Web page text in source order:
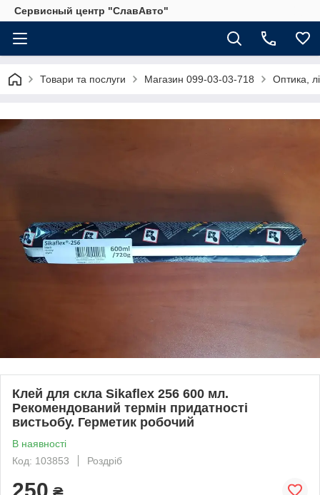
Сервисный центр "СлавАвто"
Товари та послуги Магазин 099-03-03-718 Оптика,
Клей для скла Sikaflex 256 600 мл.
Рекомендований термін придатності
вистьобу. Герметик робочий
В наявності
Код: 103853
Роздріб
250